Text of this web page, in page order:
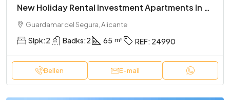
New Holiday Rental Investment Apartments In El Raso
Guardamar del Segura, Alicante
Slpk:2 Badks:2 65 REF: 24990
Bellen E-mail